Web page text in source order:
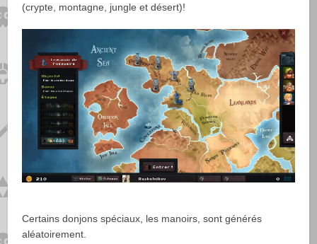
(crypte, montagne, jungle et désert)!
Certains donjons spéciaux, les manoirs, sont générés
aléatoirement.